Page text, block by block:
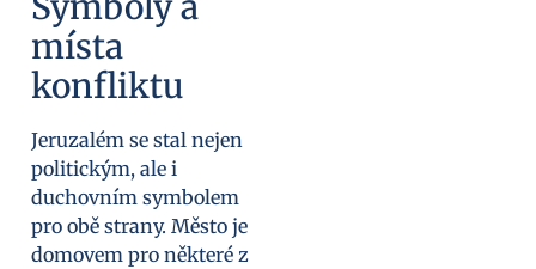
místa
konfliktu
Jeruzalém se stal nejen
politickým, ale i
duchovním symbolem
pro obě strany. Město je
domovem pro některé z